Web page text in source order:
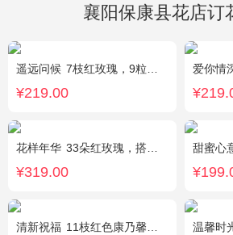
襄阳保康县花店订
遥远问候 7枝红玫瑰，9粒巧克力，2只可爱小熊，满天星、绿叶周围点缀；巧克力选择高端品牌（德芙、金莎、费列罗等），具体以当地市场为准，小熊以实物为准。
¥219.00
爱你情
花样年华 33朵红玫瑰，搭配适量石竹梅外围。
¥319.00
甜蜜心
清新祝福 11枝红色康乃馨，搭配黄莺栀子叶适量 温馨时